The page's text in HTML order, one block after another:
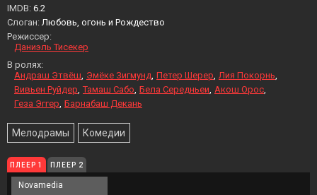
IMDB: 6.2
Слоган:Любовь, огонь и Рождество
Режиссер:
Даниэль Тисекер
В ролях:
Андраш Этвёш Эмёке Зигмунд Петер Шерер Лия Покорнь
Вивьен Руйдер Тамаш Сабо Бела Середньеи Акош Орос
Геза Эггер Барнабаш Декань
Мелодрамы Комедии
ПЛЕЕР 1 ПЛЕЕР 2
Novamedia